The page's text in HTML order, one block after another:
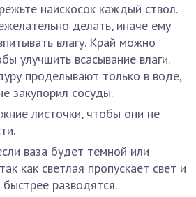
наискосок каждый ствол.
делать, иначе ему
влагу. Край можно
улучшить всасывание влаги.
проделывают только в воде,
закупорил сосуды.
листочки, чтобы они не
ваза будет темной или
как светлая пропускает свет и
разводятся.